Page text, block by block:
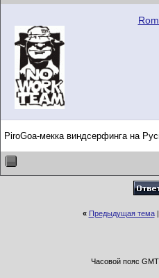
PiroGoa-мекка виндсерфинга на
« Предыдущая тема|
Часовой пояс